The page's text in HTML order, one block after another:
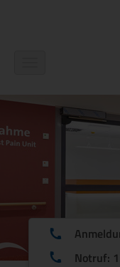
Notruf: